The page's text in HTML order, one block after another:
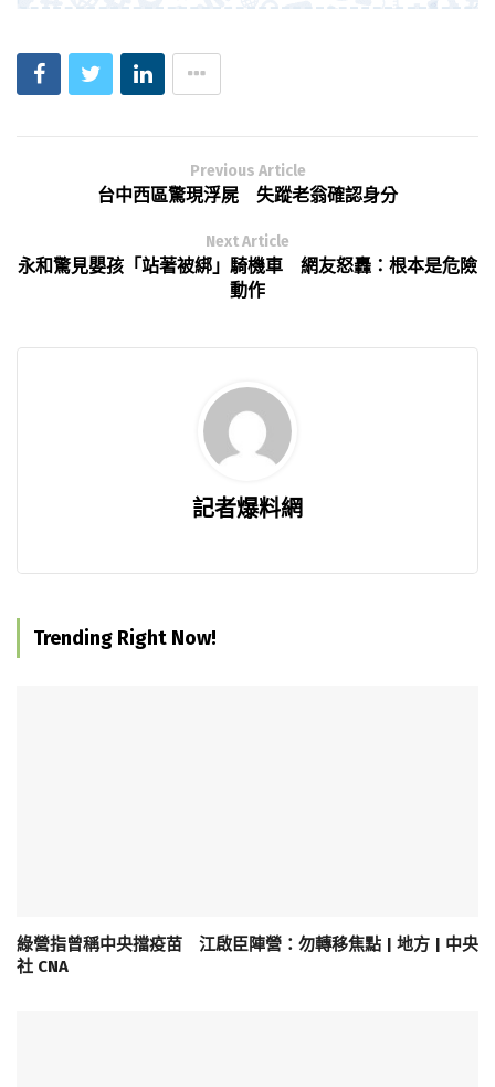
Previous Article
台中西區驚現浮屍 失蹤老翁確認身分
Next Article
永和驚見嬰孩「站著被綁」騎機車 網友怒轟：根本是危險
動作
記者爆料網
Trending Right Now!
綠營指曾稱中央擋疫苗 江啟臣陣營：勿轉移焦點 | 地方 | 中央
社 CNA